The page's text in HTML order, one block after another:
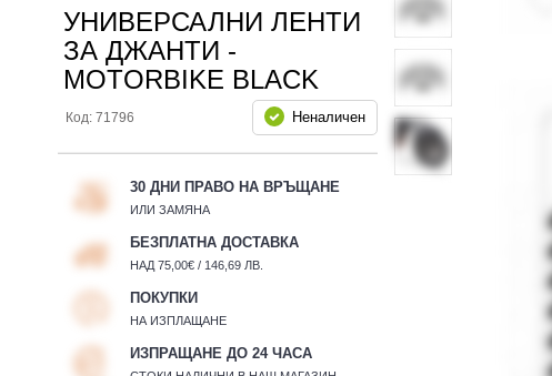
УНИВЕРСАЛНИ ЛЕНТИ
ЗА ДЖАНТИ -
MOTORBIKE BLACK
Код: 71796 Неналичен
30 ДНИ ПРАВО НА ВРЪЩАНЕ
ИЛИ ЗАМЯНА
БЕЗПЛАТНА ДОСТАВКА
НАД 75,00€ / 146,69 ЛВ.
ПОКУПКИ
НА ИЗПЛАЩАНЕ
ИЗПРАЩАНЕ ДО 24 ЧАСА